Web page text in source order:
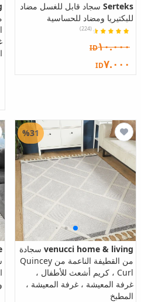
Serteks سجاد قابل للغسل مضاد
للبكتيريا ومضاد للحساسية
(224)
ID١٠.٠٠٠
ID٧.٠٠٠
venucci home & living سجادة
من القطيفة الناعمة من Quincey
Curl ، كريم أشعث للأطفال ،
غرفة المعيشة ، غرفة المعيشة ،
المطبخ
%31